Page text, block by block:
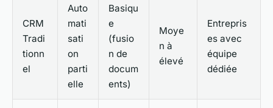
CRM
Tradi
tionn
el
Auto
mati
sati
on
parti
elle
Basiqu
e
(fusio
n de
docum
ents)
Moye
n à
élevé
Entrepris
es avec
équipe
dédiée